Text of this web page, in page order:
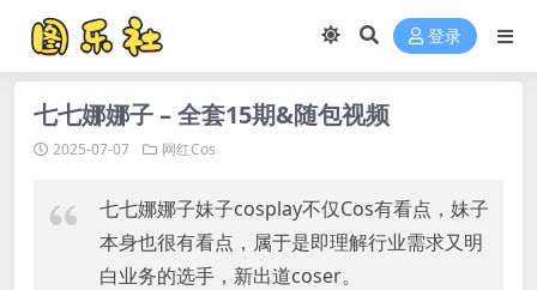
登录
七七娜娜子 – 全套15期&随包视频
2025-07-07 网红Cos
七七娜娜子妹子cosplay不仅Cos有看点，妹子
本身也很有看点，属于是即理解行业需求又明
白业务的选手，新出道coser。